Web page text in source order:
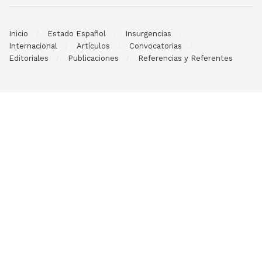
Inicio Estado Español
Insurgencias
Internacional
Artículos
Convocatorias
Editoriales
Publicaciones Referencias y Referentes